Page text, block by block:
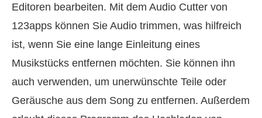
Editoren bearbeiten. Mit dem Audio Cutter von
123apps können Sie Audio trimmen, was hilfreich
ist, wenn Sie eine lange Einleitung eines
Musikstücks entfernen möchten. Sie können ihn
auch verwenden, um unerwünschte Teile oder
Geräusche aus dem Song zu entfernen. Außerdem